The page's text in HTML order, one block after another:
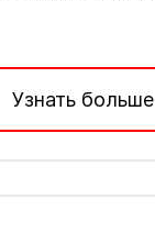
Узнать больше